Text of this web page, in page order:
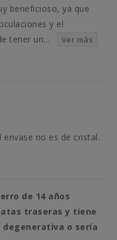
beneficioso, ya que
y el
tener un...
Ver más
envase no es de cristal.
de 14 años
traseras y tiene
o sería